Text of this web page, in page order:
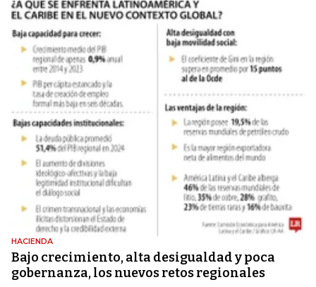
HACIENDA
Bajo crecimiento, alta desigualdad y poca
gobernanza, los nuevos retos regionales